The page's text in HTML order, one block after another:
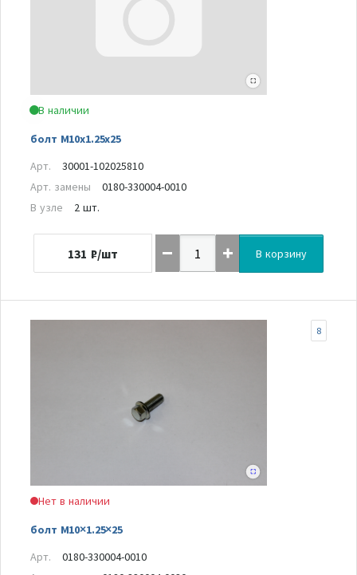
В наличии
болт M10x1.25x25
Арт.
30001-102025810
Арт. замены
0180-330004-0010
В узле
2 шт.
131 ₽/шт В корзину
Нет в наличии
болт M10×1.25×25
8
Арт.
0180-330004-0010